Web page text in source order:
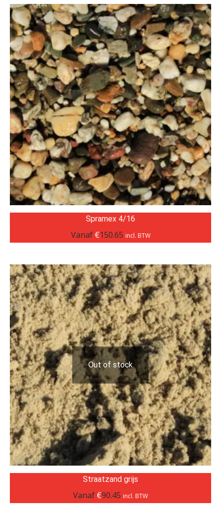
Spramex 4/16
Vanaf €150.65 incl. BTW
Out of stock
Straatzand grijs
Vanaf €90.45 incl. BTW